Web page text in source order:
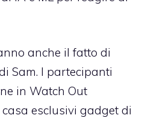
anche il fatto di
Sam. I partecipanti
in Watch Out
esclusivi gadget di